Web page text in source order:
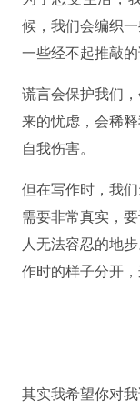
候，我们会编织
一些经不起推敲的
谎言会保护我们
来的忧虑，会稀
自我伤害。
但在写作时，我
需要非常真实，
人无法容忍的地
作时的样子分开，
其实我希望你对